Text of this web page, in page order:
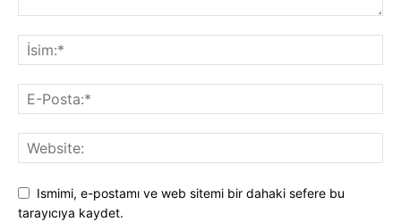
Ismimi, e-postamı ve web sitemi bir dahaki sefere bu
tarayıcıya kaydet.